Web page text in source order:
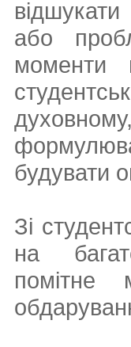
або
моменти
будувати
Зі
на
помітне